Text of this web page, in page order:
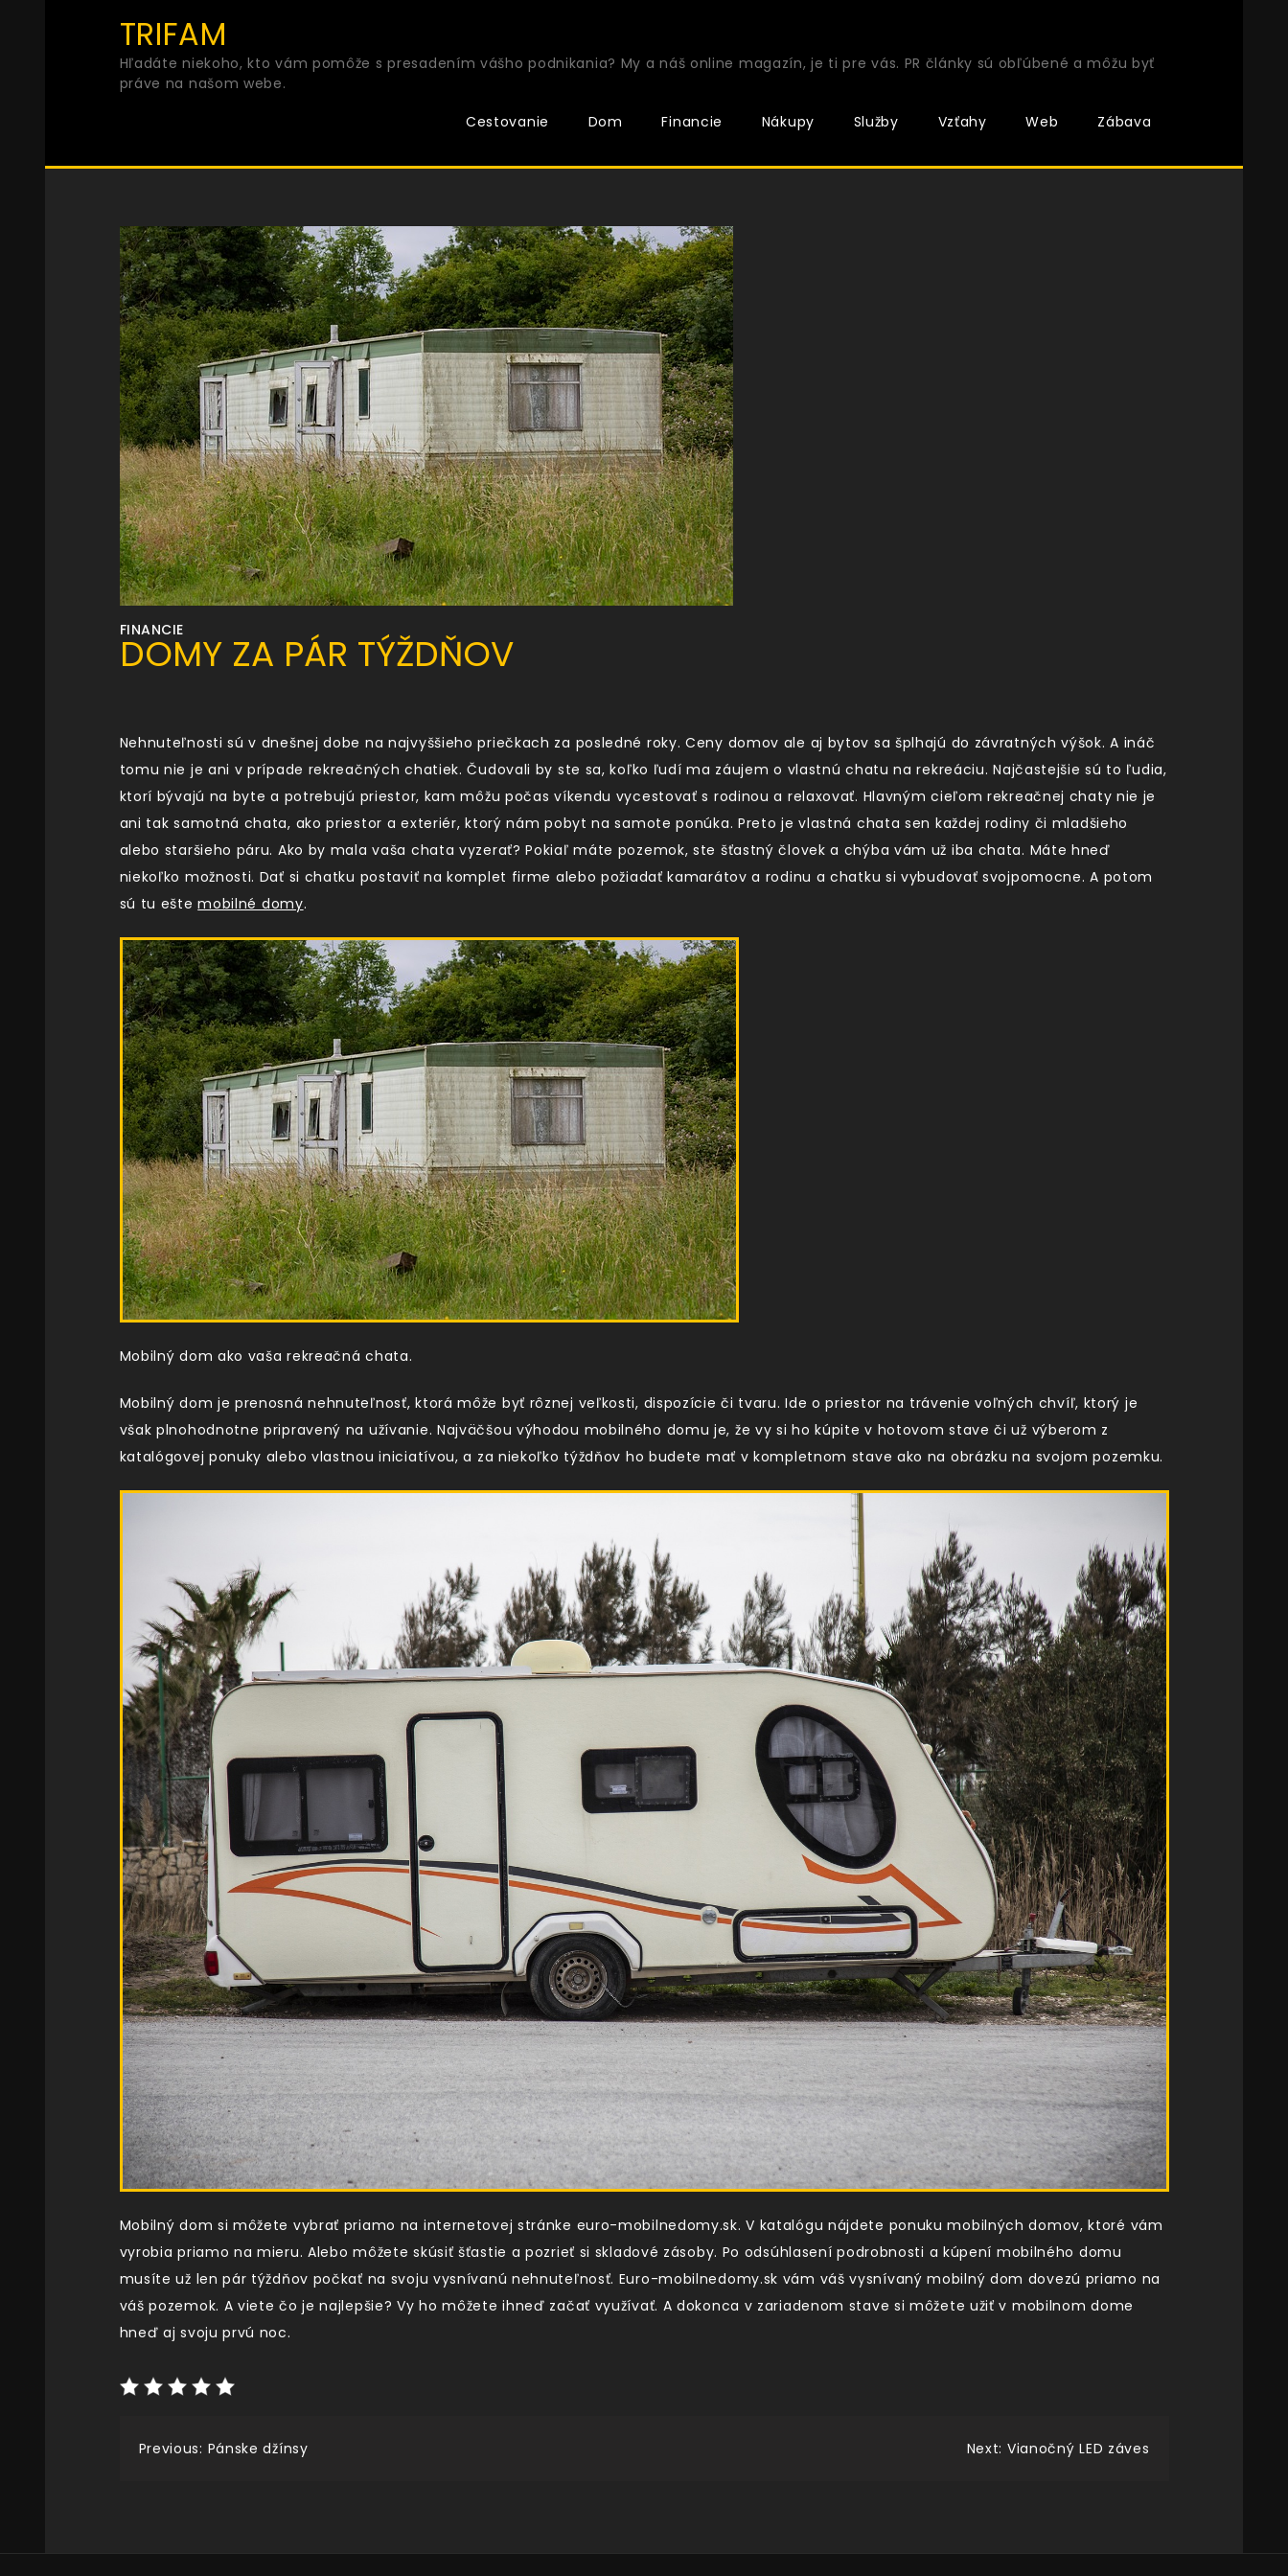
TRIFAM
Hľadáte niekoho, kto vám pomôže s presadením vášho podnikania? My a náš online magazín, je ti pre vás. PR články sú obľúbené a môžu byť
práve na našom webe.
Cestovanie
Dom Financie Nákupy Služby Vzťahy Web Zábava
FINANCIE
DOMY ZA PÁR TÝŽDŇOV
Nehnuteľnosti sú v dnešnej dobe na najvyššieho priečkach za posledné roky. Ceny domov ale aj bytov sa šplhajú do závratných výšok. A ináč
tomu nie je ani v prípade rekreačných chatiek. Čudovali by ste sa, koľko ľudí ma záujem o vlastnú chatu na rekreáciu. Najčastejšie sú to ľudia,
ktorí bývajú na byte a potrebujú priestor, kam môžu počas víkendu vycestovať s rodinou a relaxovať. Hlavným cieľom rekreačnej chaty nie je
ani tak samotná chata, ako priestor a exteriér, ktorý nám pobyt na samote ponúka. Preto je vlastná chata sen každej rodiny či mladšieho
alebo staršieho páru. Ako by mala vaša chata vyzerať? Pokiaľ máte pozemok, ste šťastný človek a chýba vám už iba chata. Máte hneď
niekoľko možnosti. Dať si chatku postaviť na komplet firme alebo požiadať kamarátov a rodinu a chatku si vybudovať svojpomocne. A potom
sú tu eštemobilné domy.
Mobilný dom ako vaša rekreačná chata.
Mobilný dom je prenosná nehnuteľnosť, ktorá môže byť rôznej veľkosti, dispozície či tvaru. Ide o priestor na trávenie voľných chvíľ, ktorý je
však plnohodnotne pripravený na užívanie. Najväčšou výhodou mobilného domu je, že vy si ho kúpite v hotovom stave či už výberom z
katalógovej ponuky alebo vlastnou iniciatívou, a za niekoľko týždňov ho budete mať v kompletnom stave ako na obrázku na svojom pozemku.
Mobilný dom si môžete vybrať priamo na internetovej stránke euro-mobilnedomy.sk. V katalógu nájdete ponuku mobilných domov, ktoré vám
vyrobia priamo na mieru. Alebo môžete skúsiť šťastie a pozrieť si skladové zásoby. Po odsúhlasení podrobnosti a kúpení mobilného domu
musíte už len pár týždňov počkať na svoju vysnívanú nehnuteľnosť. Euro-mobilnedomy.sk vám váš vysnívaný mobilný dom dovezú priamo na
váš pozemok. A viete čo je najlepšie? Vy ho môžete ihneď začať využívať. A dokonca v zariadenom stave si môžete užiť v mobilnom dome
hneď aj svoju prvú noc.
Navigace
příspěvek
Previous: Pánske džínsy Next: Vianočný LED záves